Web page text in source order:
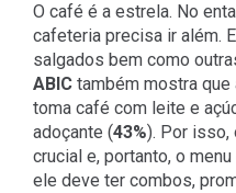
O café é a estrela. No
cafeteria precisa ir além.
salgados bem como
ABIC também mostra
toma café com leite e
adoçante (43%). Por isso,
crucial e, portanto, o
ele deve ter combos,